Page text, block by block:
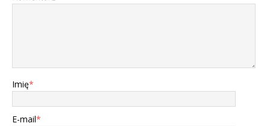
Imię*
E-mail*